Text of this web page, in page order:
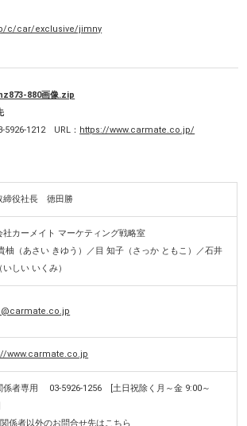
c/car/exclusive/jimny
880画像.zip
5926-1212 URL： https://www.carmate.co.jp/
締役社長 徳田勝
社カーメイト マーケティング戦略室
柚（あさい きゆう）／目 知子（さっか ともこ）／石井
しい いくみ）
www.carmate.co.jp
係者専用 03-5926-1256 [土日祝除く月～金 9:00～
係者以外のお問合せ先はこちら